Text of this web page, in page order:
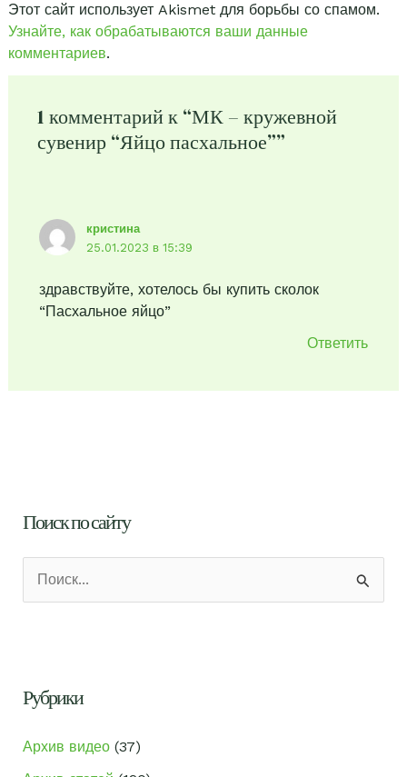
Этот сайт использует Akismet для борьбы со спамом.
Узнайте, как обрабатываются ваши данные
комментариев.
1 комментарий к “МК – кружевной
сувенир “Яйцо пасхальное””
кристина
25.01.2023 в 15:39
здравствуйте, хотелось бы купить сколок
“Пасхальное яйцо”
Ответить
Поиск по сайту
о
Рубрики
Архив видео(37)